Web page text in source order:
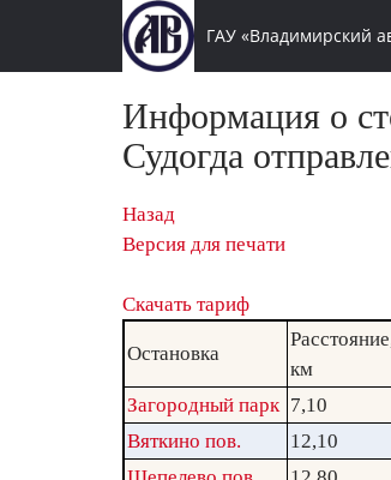
ГАУ «Владимирский
Информация о
Судогда
Назад
Версия для печати
Скачать тариф
Остановка
км
Загородный парк 7,10
Вяткино пов.
12,10